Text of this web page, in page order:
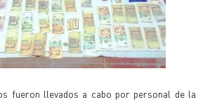
fueron llevados a cabo por personal de la